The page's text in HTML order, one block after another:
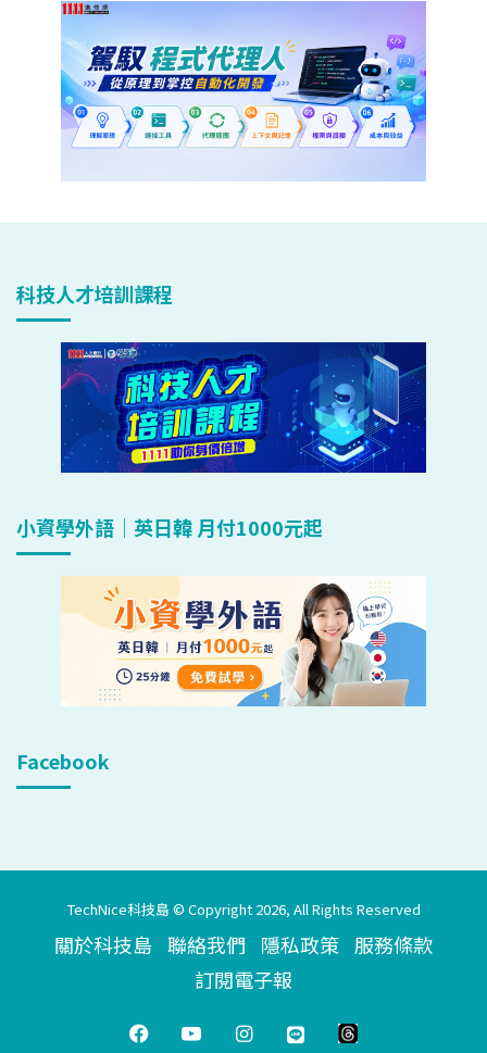
科技人才培訓課程
小資學外語｜英日韓 月付1000元起
Facebook
TechNice科技島 © Copyright 2026, All Rights Reserved
關於科技島 聯絡我們 隱私政策 服務條款
訂閱電子報